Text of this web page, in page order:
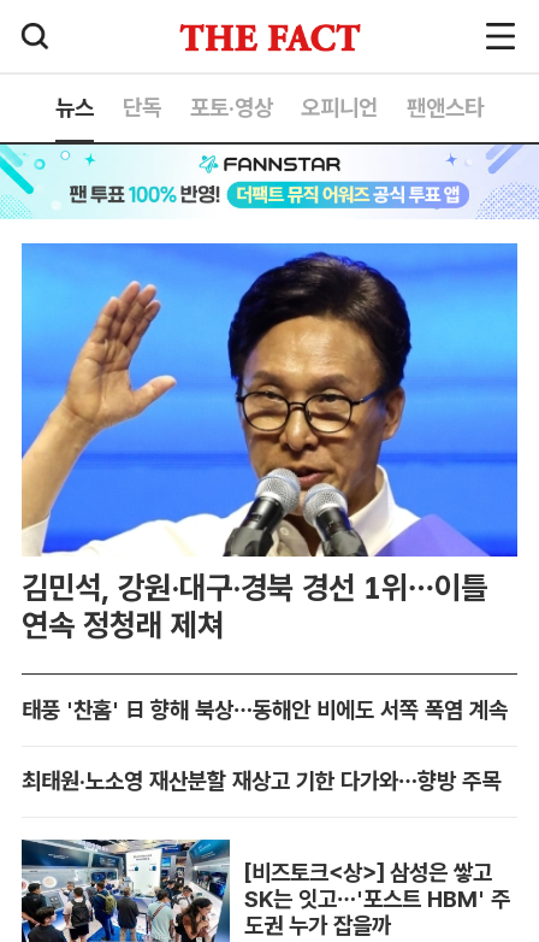
뉴스 단독 포토·영상 오피니언 팬앤스타
김민석, 강원·대구·경북 경선 1위…이틀
연속 정청래 제쳐
태풍 '찬홈' 日 향해 북상…동해안 비에도 서쪽 폭염 계속
최태원·노소영 재산분할 재상고 기한 다가와…향방 주목
[비즈토크<상>] 삼성은 쌓고
SK는 잇고…'포스트 HBM' 주
도권 누가 잡을까